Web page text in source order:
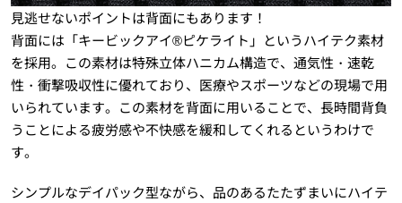
見逃せないポイントは背面にもあります！
背面には「キービックアイ®︎ピケライト」というハイテク素材
を採用。この素材は特殊立体ハニカム構造で、通気性・速乾
性・衝撃吸収性に優れており、医療やスポーツなどの現場で用
いられています。この素材を背面に用いることで、長時間背負
うことによる疲労感や不快感を緩和してくれるというわけで
す。
シンプルなデイパック型ながら、品のあるたたずまいにハイテ